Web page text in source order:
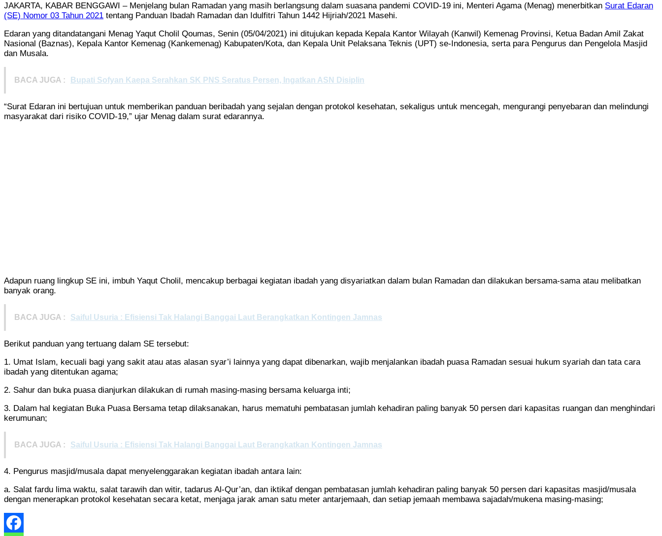
JAKARTA, KABAR BENGGAWI – Menjelang bulan Ramadan yang masih berlangsung dalam suasana pandemi COVID-19 ini, Menteri Agama (Menag) menerbitkan Surat Edaran
(SE) Nomor 03 Tahun 2021 tentang Panduan Ibadah Ramadan dan Idulfitri Tahun 1442 Hijriah/2021 Masehi.
Edaran yang ditandatangani Menag Yaqut Cholil Qoumas, Senin (05/04/2021) ini ditujukan kepada Kepala Kantor Wilayah (Kanwil) Kemenag Provinsi, Ketua Badan Amil Zakat
Nasional (Baznas), Kepala Kantor Kemenag (Kankemenag) Kabupaten/Kota, dan Kepala Unit Pelaksana Teknis (UPT) se-Indonesia, serta para Pengurus dan Pengelola Masjid
dan Musala.
BACA JUGA : Bupati Sofyan Kaepa Serahkan SK PNS Seratus Persen, Ingatkan ASN Disiplin
“Surat Edaran ini bertujuan untuk memberikan panduan beribadah yang sejalan dengan protokol kesehatan, sekaligus untuk mencegah, mengurangi penyebaran dan melindungi
masyarakat dari risiko COVID-19,” ujar Menag dalam surat edarannya.
Adapun ruang lingkup SE ini, imbuh Yaqut Cholil, mencakup berbagai kegiatan ibadah yang disyariatkan dalam bulan Ramadan dan dilakukan bersama-sama atau melibatkan
banyak orang.
BACA JUGA : Saiful Usuria : Efisiensi Tak Halangi Banggai Laut Berangkatkan Kontingen Jamnas
Berikut panduan yang tertuang dalam SE tersebut:
1. Umat Islam, kecuali bagi yang sakit atau atas alasan syar’i lainnya yang dapat dibenarkan, wajib menjalankan ibadah puasa Ramadan sesuai hukum syariah dan tata cara
ibadah yang ditentukan agama;
2. Sahur dan buka puasa dianjurkan dilakukan di rumah masing-masing bersama keluarga inti;
3. Dalam hal kegiatan Buka Puasa Bersama tetap dilaksanakan, harus mematuhi pembatasan jumlah kehadiran paling banyak 50 persen dari kapasitas ruangan dan menghindari
kerumunan;
BACA JUGA : Saiful Usuria : Efisiensi Tak Halangi Banggai Laut Berangkatkan Kontingen Jamnas
4. Pengurus masjid/musala dapat menyelenggarakan kegiatan ibadah antara lain:
a. Salat fardu lima waktu, salat tarawih dan witir, tadarus Al-Qur’an, dan iktikaf dengan pembatasan jumlah kehadiran paling banyak 50 persen dari kapasitas masjid/musala
dengan menerapkan protokol kesehatan secara ketat, menjaga jarak aman satu meter antarjemaah, dan setiap jemaah membawa sajadah/mukena masing-masing;